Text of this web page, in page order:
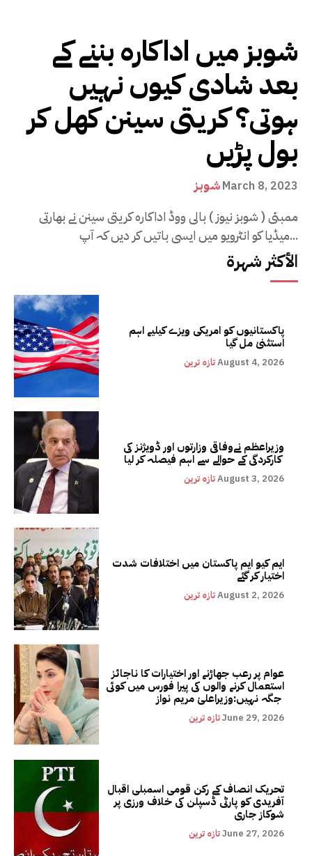
شوبز میں اداکارہ بننے کے
بعد شادی کیوں نہیں
ہوتی؟ کریتی سینن کھل کر
بول پڑیں
شوبزMarch 8, 2023
ممبئی ( شوبز نیوز ) بالی ووڈ اداکارہ کریتی سینن نے بھارتی
میڈیا کو انٹرویو میں ایسی باتیں کر دیں کہ آپ...
الأكثر شهرة
پاکستانیوں کو امریکی ویزے کیلیے اہم
استثنیٰ مل گیا
تازہ ترینAugust 4, 2026
وزیراعظم نےوفاقی وزارتوں اور ڈویژنز کی
کارکردگی کے حوالے سے اہم فیصلہ کر لیا
تازہ ترینAugust 3, 2026
ایم کیو ایم پاکستان میں اختلافات شدت
اختیار کر گئے
تازہ ترینAugust 2, 2026
عوام پر رعب جھاڑنے اور اختیارات کا ناجائز
استعمال کرنے والوں کی پیرا فورس میں کوئی
تازہ ترینJune 29, 2026
تحریک انصاف کے رکن قومی اسمبلی اقبال
آفریدی کو پارٹی ڈسپلن کی خلاف ورزی پر
شوکاز جاری
تازہ ترینJune 27, 2026